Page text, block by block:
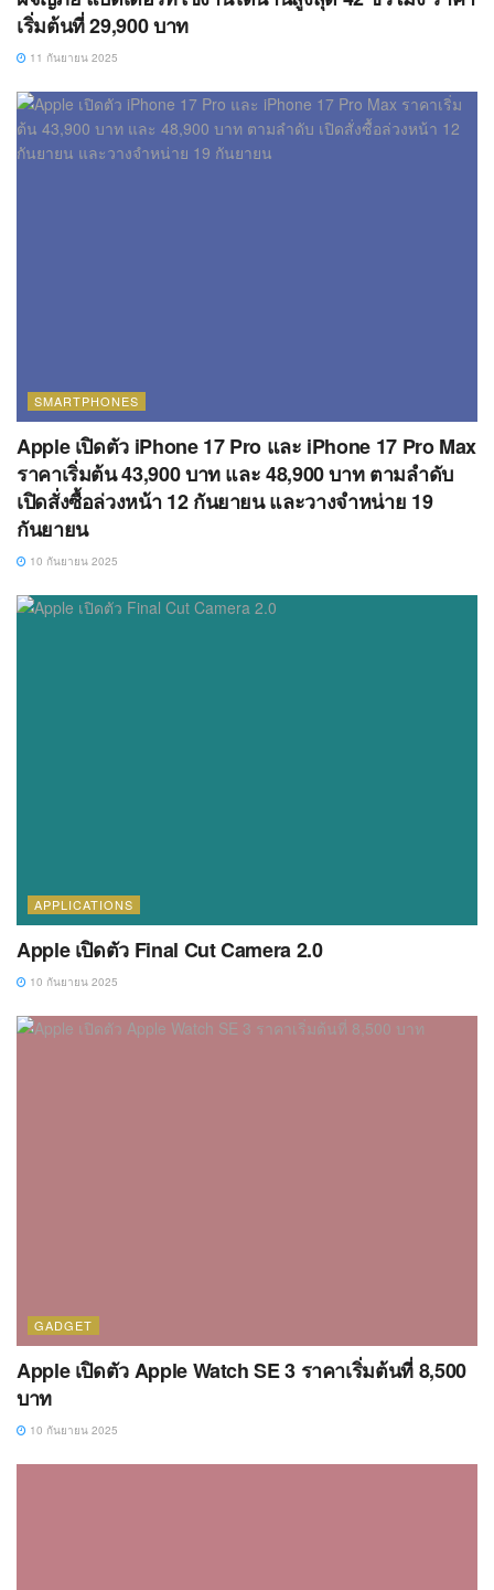
เริ่มต้นที่ 29,900 บาท
11 กันยายน 2025
SMARTPHONES
Apple เปิดตัว iPhone 17 Pro และ iPhone 17 Pro Max
ราคาเริ่มต้น 43,900 บาท และ 48,900 บาท ตามลำดับ
เปิดสั่งซื้อล่วงหน้า 12 กันยายน และวางจำหน่าย 19
กันยายน
10 กันยายน 2025
APPLICATIONS
Apple เปิดตัว Final Cut Camera 2.0
10 กันยายน 2025
GADGET
Apple เปิดตัว Apple Watch SE 3 ราคาเริ่มต้นที่ 8,500
บาท
10 กันยายน 2025